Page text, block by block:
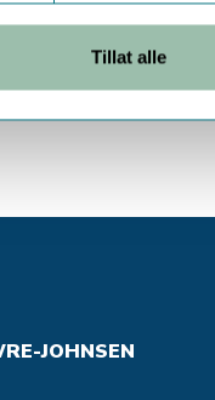
Tillat alle
JOHNSEN